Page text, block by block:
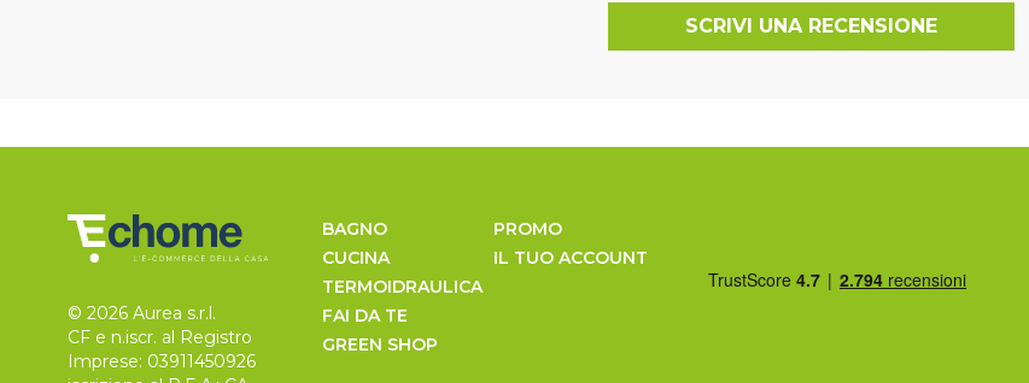
SCRIVI UNA RECENSIONE
© 2026 Aurea s.r.l.
CF e n.iscr. al Registro
Imprese: 03911450926
BAGNO
CUCINA
TERMOIDRAULICA
FAI DA TE
GREEN SHOP
PROMO
IL TUO ACCOUNT